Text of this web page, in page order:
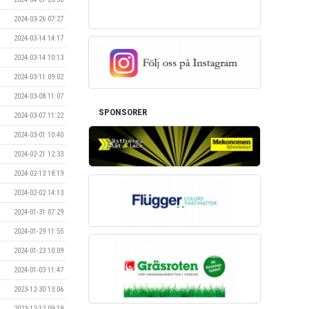
2024-03-26 07:27
2024-03-14 14:17
2024-03-14 10:13
2024-03-11 09:02
2024-03-08 11:07
2024-03-07 11:22
2024-03-01 10:40
2024-02-21 12:33
2024-02-13 18:19
2024-02-02 14:13
2024-01-31 07:29
2024-01-29 11:55
2024-01-23 10:09
2024-01-03 11:47
2023-12-30 13:06
SPONSORER